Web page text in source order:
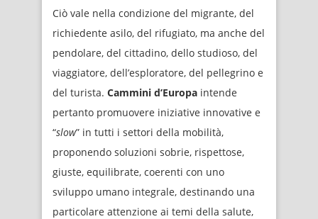
Ciò vale nella condizione del migrante, del
richiedente asilo, del rifugiato, ma anche del
pendolare, del cittadino, dello studioso, del
viaggiatore, dell’esploratore, del pellegrino e
del turista. Cammini d’Europa intende
pertanto promuovere iniziative innovative e
“slow” in tutti i settori della mobilità,
proponendo soluzioni sobrie, rispettose,
giuste, equilibrate, coerenti con uno
sviluppo umano integrale, destinando una
particolare attenzione ai temi della salute,